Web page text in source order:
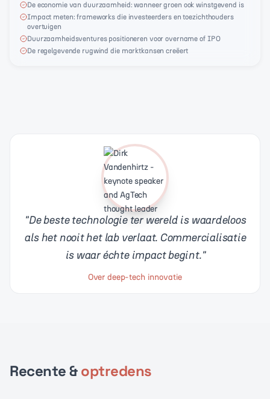
De economie van duurzaamheid: wanneer groen ook winstgevend is
Impact meten: frameworks die investeerders en toezichthouders
overtuigen
Duurzaamheidsventures positioneren voor overname of IPO
De regelgevende rugwind die marktkansen creëert
"De beste technologie ter wereld is waardeloos
als het nooit het lab verlaat. Commercialisatie
is waar échte impact begint."
Over deep-tech innovatie
Recente&optredens